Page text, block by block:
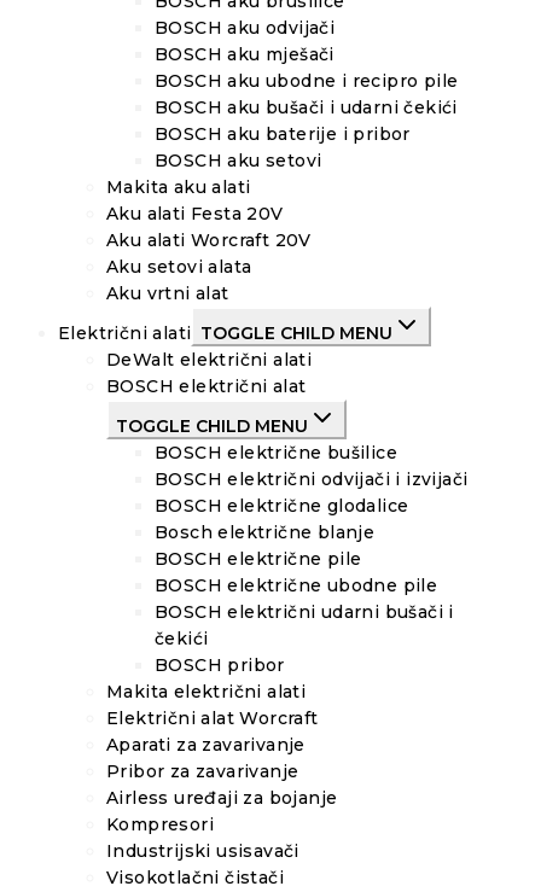
BOSCH aku odvijači
BOSCH aku mješači
BOSCH aku ubodne i recipro pile
BOSCH aku bušači i udarni čekići
BOSCH aku baterije i pribor
BOSCH aku setovi
Makita aku alati
Aku alati Festa 20V
Aku alati Worcraft 20V
Aku setovi alata
Aku vrtni alat
Električni alati TOGGLE CHILD MENU
DeWalt električni alati
BOSCH električni alat
TOGGLE CHILD MENU
BOSCH električne bušilice
BOSCH električni odvijači i izvijači
BOSCH električne glodalice
Bosch električne blanje
BOSCH električne pile
BOSCH električne ubodne pile
BOSCH električni udarni bušači i
čekići
BOSCH pribor
Makita električni alati
Električni alat Worcraft
Aparati za zavarivanje
Pribor za zavarivanje
Airless uređaji za bojanje
Kompresori
Industrijski usisavači
Visokotlačni čistači